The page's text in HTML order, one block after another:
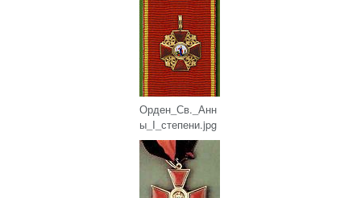
Орден_Св._Анн
ы_I_степени.jpg